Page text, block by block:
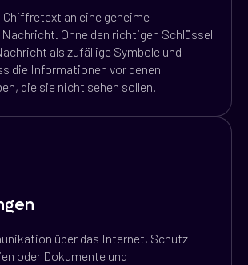
Chiffretext an eine geheime
Ohne den richtigen Schlüssel
als zufällige Symbole und
die Informationen vor denen
die sie nicht sehen sollen.
über das Internet, Schutz
oder Dokumente und